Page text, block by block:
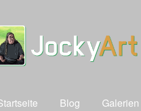
Blog Galerien